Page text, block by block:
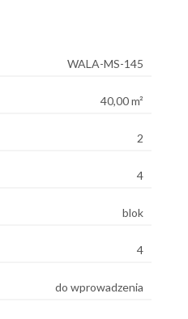
WALA-MS-145
40,00 m²
2
4
blok
4
do wprowadzenia